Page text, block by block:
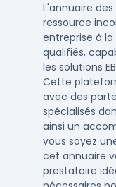
L'annuaire
ressource
entreprise à
qualifiés,
les solutions
Cette
avec des
spécialisés
ainsi un
vous soyez
cet annuaire
prestataire